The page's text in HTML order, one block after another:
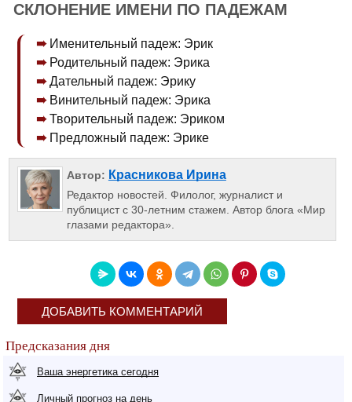
СКЛОНЕНИЕ ИМЕНИ ПО ПАДЕЖАМ
Именительный падеж: Эрик
Родительный падеж: Эрика
Дательный падеж: Эрику
Винительный падеж: Эрика
Творительный падеж: Эриком
Предложный падеж: Эрике
Автор: Красникова Ирина
Редактор новостей. Филолог, журналист и
публицист с 30-летним стажем. Автор блога «Мир
глазами редактора».
ДОБАВИТЬ КОММЕНТАРИЙ
Предсказания дня
Ваша энергетика сегодня
Личный прогноз на день